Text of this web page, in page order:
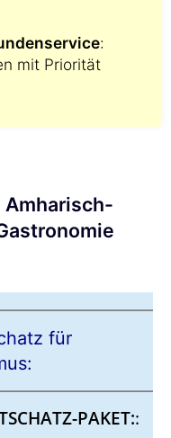
:
mit Priorität
Amharisch-
für
PAKET::